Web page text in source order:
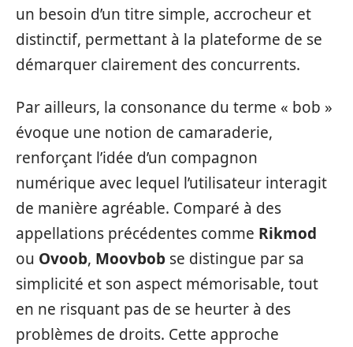
un besoin d’un titre simple, accrocheur et
distinctif, permettant à la plateforme de se
démarquer clairement des concurrents.
Par ailleurs, la consonance du terme « bob »
évoque une notion de camaraderie,
renforçant l’idée d’un compagnon
numérique avec lequel l’utilisateur interagit
de manière agréable. Comparé à des
appellations précédentes comme Rikmod
ou Ovoob, Moovbob se distingue par sa
simplicité et son aspect mémorisable, tout
en ne risquant pas de se heurter à des
problèmes de droits. Cette approche